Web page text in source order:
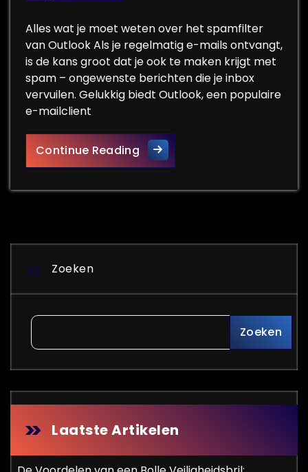
Alles wat je moet weten over het spamfilter
van Outlook Als je regelmatig e-mails ontvangt,
is de kans groot dat je ook te maken krijgt met
spam – ongewenste berichten die je inbox
vervuilen. Gelukkig biedt Outlook, een populaire
e-mailclient
Continue ReadingHoe het spamfilter van
Zoeken
Zoeken
Laatste Artikelen